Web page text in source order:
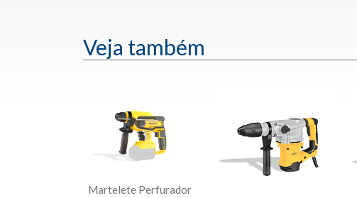
Veja também
Martelete Perfurador